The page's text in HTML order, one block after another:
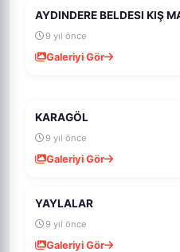
1K
AYDINDERE BELDESI KIŞ
9 yıl önce
Galeriyi Gör
1K
KARAGÖL
9 yıl önce
Galeriyi Gör
970
YAYLALAR
9 yıl önce
Galeriyi Gör